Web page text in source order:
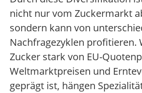
nicht nur vom Zuckermarkt
sondern kann von
Nachfragezyklen profitieren.
Zucker stark von EU-
Weltmarktpreisen und
geprägt ist, hängen